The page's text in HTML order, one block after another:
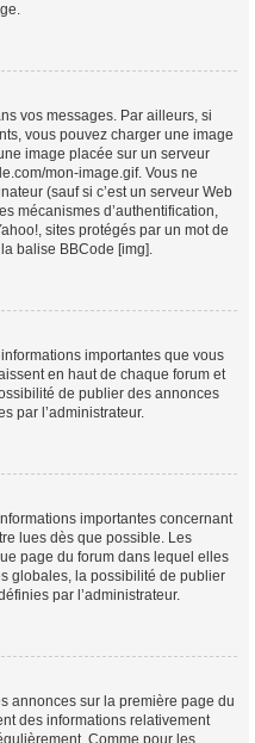
vos messages. Par ailleurs, si
vous pouvez charger une image
image placée sur un serveur
mon-image.gif. Vous ne
(sauf si c’est un serveur Web
mécanismes d’authentification,
sites protégés par un mot de
balise BBCode [img].
importantes que vous
en haut de chaque forum et
de publier des annonces
par l’administrateur.
importantes concernant
lues dès que possible. Les
page du forum dans lequel elles
globales, la possibilité de publier
par l’administrateur.
annonces sur la première page du
des informations relativement
Comme pour les